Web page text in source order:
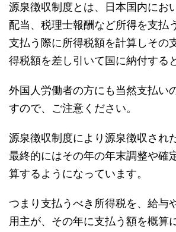
源泉徴収制度とは、日本国内にお
配当、税理士報酬など所得を支払
支払う際に所得税額を計算しその
得税額を差し引いて国に納付する
外国人労働者の方にも当然支払い
すので、ご注意ください。
源泉徴収制度により源泉徴収され
最終的にはその年の年末調整や確
算するようになっています。
つまり支払うべき所得税を、給与
用主が、その年に支払う額を概算